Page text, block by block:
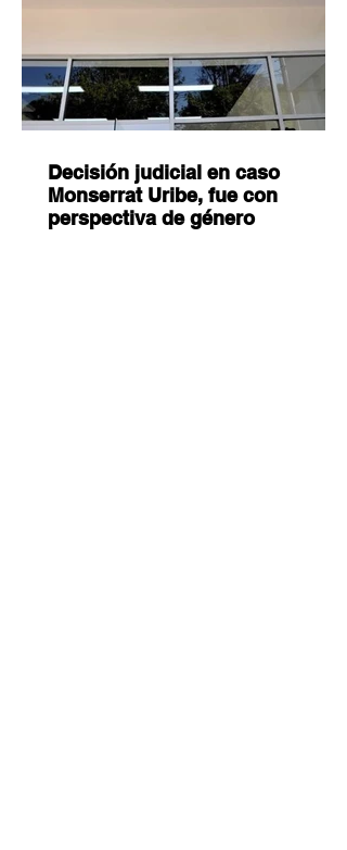
Decisión judicial en caso
Monserrat Uribe, fue con
perspectiva de género